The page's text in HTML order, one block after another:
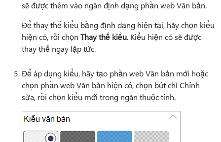
sẽ được thêm vào ngăn định dạng phần web Văn bản.
Để thay thế kiểu bằng định dạng hiện tại, hãy chọn kiểu
hiện có, rồi chọn Thay thế kiểu. Kiểu hiện có sẽ được
thay thế ngay lập tức.
Để áp dụng kiểu, hãy tạo phần web Văn bản mới hoặc
chọn phần web Văn bản hiện có, chọn bút chì Chỉnh
sửa, rồi chọn kiểu mới trong ngăn thuộc tính.